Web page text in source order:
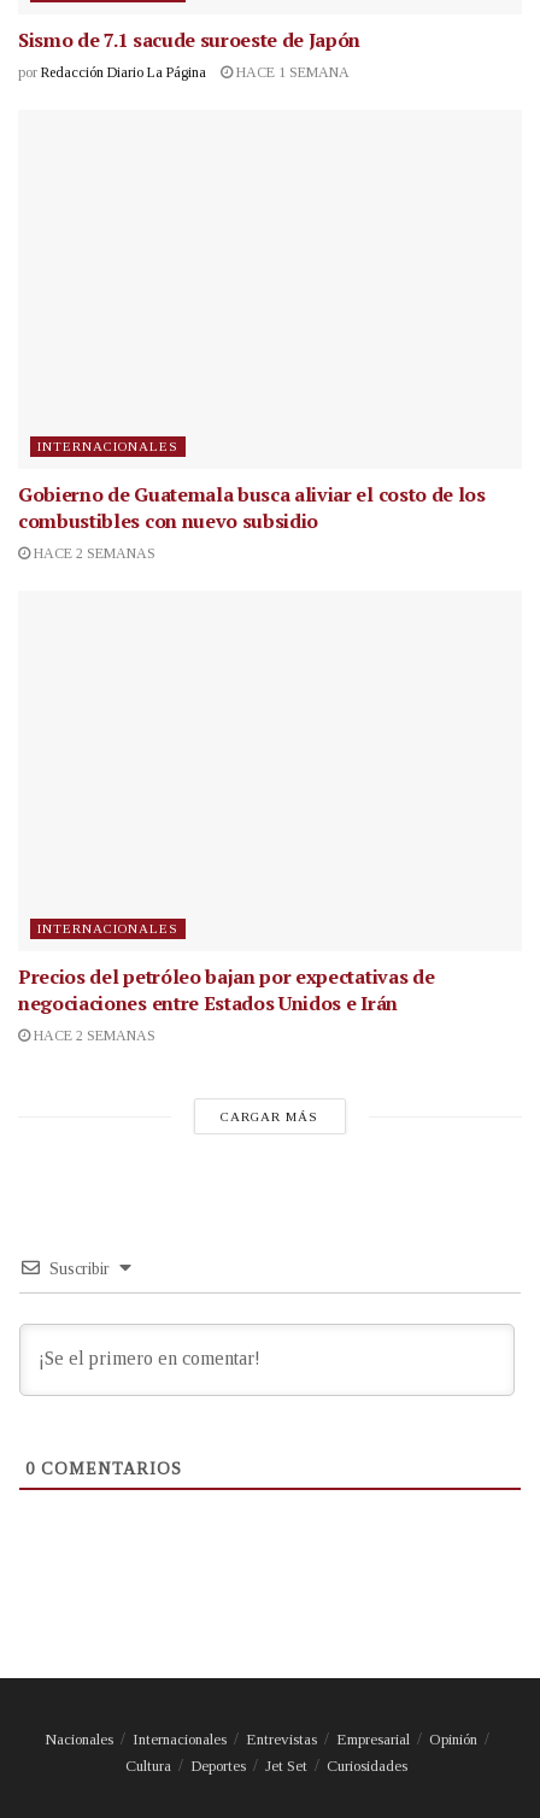
Sismo de 7.1 sacude suroeste de Japón
por Redacción Diario La Página HACE 1 SEMANA
INTERNACIONALES
Gobierno de Guatemala busca aliviar el costo de los
combustibles con nuevo subsidio
HACE 2 SEMANAS
INTERNACIONALES
Precios del petróleo bajan por expectativas de
negociaciones entre Estados Unidos e Irán
HACE 2 SEMANAS
CARGAR MÁS
Suscribir
0 COMENTARIOS
Nacionales Internacionales Entrevistas Empresarial
Opinión
Cultura
Deportes Jet Set Curiosidades